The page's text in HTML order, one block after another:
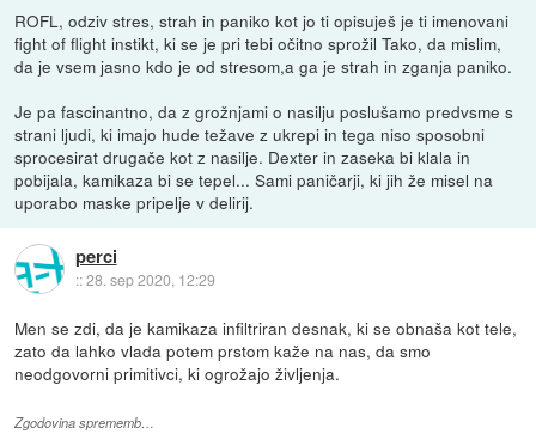
ROFL, odziv stres, strah in paniko kot jo ti opisuješ je ti imenovani
fight of flight instikt, ki se je pri tebi očitno sprožil Tako, da mislim,
da je vsem jasno kdo je od stresom,a ga je strah in zganja paniko.
Je pa fascinantno, da z grožnjami o nasilju poslušamo predvsme s
strani ljudi, ki imajo hude težave z ukrepi in tega niso sposobni
sprocesirat drugače kot z nasilje. Dexter in zaseka bi klala in
pobijala, kamikaza bi se tepel... Sami paničarji, ki jih že misel na
uporabo maske pripelje v delirij.
perci
::28. sep 2020, 12:29
Men se zdi, da je kamikaza infiltriran desnak, ki se obnaša kot tele,
zato da lahko vlada potem prstom kaže na nas, da smo
neodgovorni primitivci, ki ogrožajo življenja.
Zgodovina sprememb…